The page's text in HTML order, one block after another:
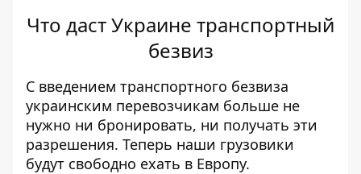
Что даст Украине транспортный
безвиз
С введением транспортного безвиза
украинским перевозчикам больше не
нужно ни бронировать, ни получать эти
разрешения. Теперь наши грузовики
будут свободно ехать в Европу.